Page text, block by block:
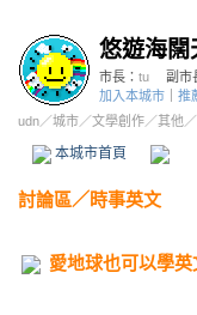
悠遊海闊
市長： tu
副市
加入本城市
推
udn／城市／文學創作／其他 ／
本城市首頁
討論區／時事英文
愛地球也可以學